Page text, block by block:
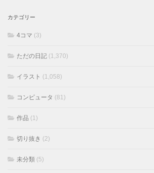
カテゴリー
4コマ (3)
ただの日記 (1,370)
イラスト (1,058)
コンピュータ (81)
作品 (1)
切り抜き (2)
未分類 (5)